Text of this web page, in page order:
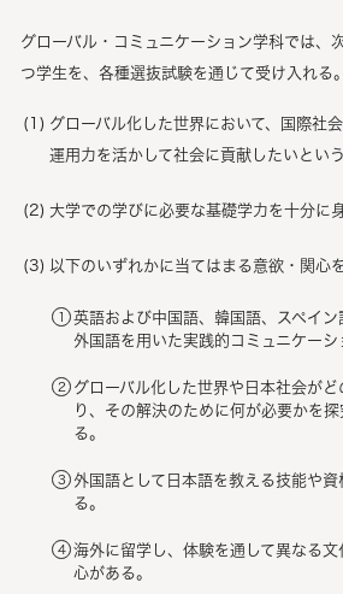
グローバル・コミュニケーション学科では、
つ学生を、各種選抜試験を通じて受け入れる。
グローバル化した世界において、国際社
運用力を活かして社会に貢献したいとい
大学での学びに必要な基礎学力を十分に
以下のいずれかに当てはまる意欲・関心
英語および中国語、韓国語、スペイ
外国語を用いた実践的コミュニケーシ
グローバル化した世界や日本社会が
り、その解決のために何が必要かを
る。
外国語として日本語を教える技能や
る。
海外に留学し、体験を通して異なる
心がある。